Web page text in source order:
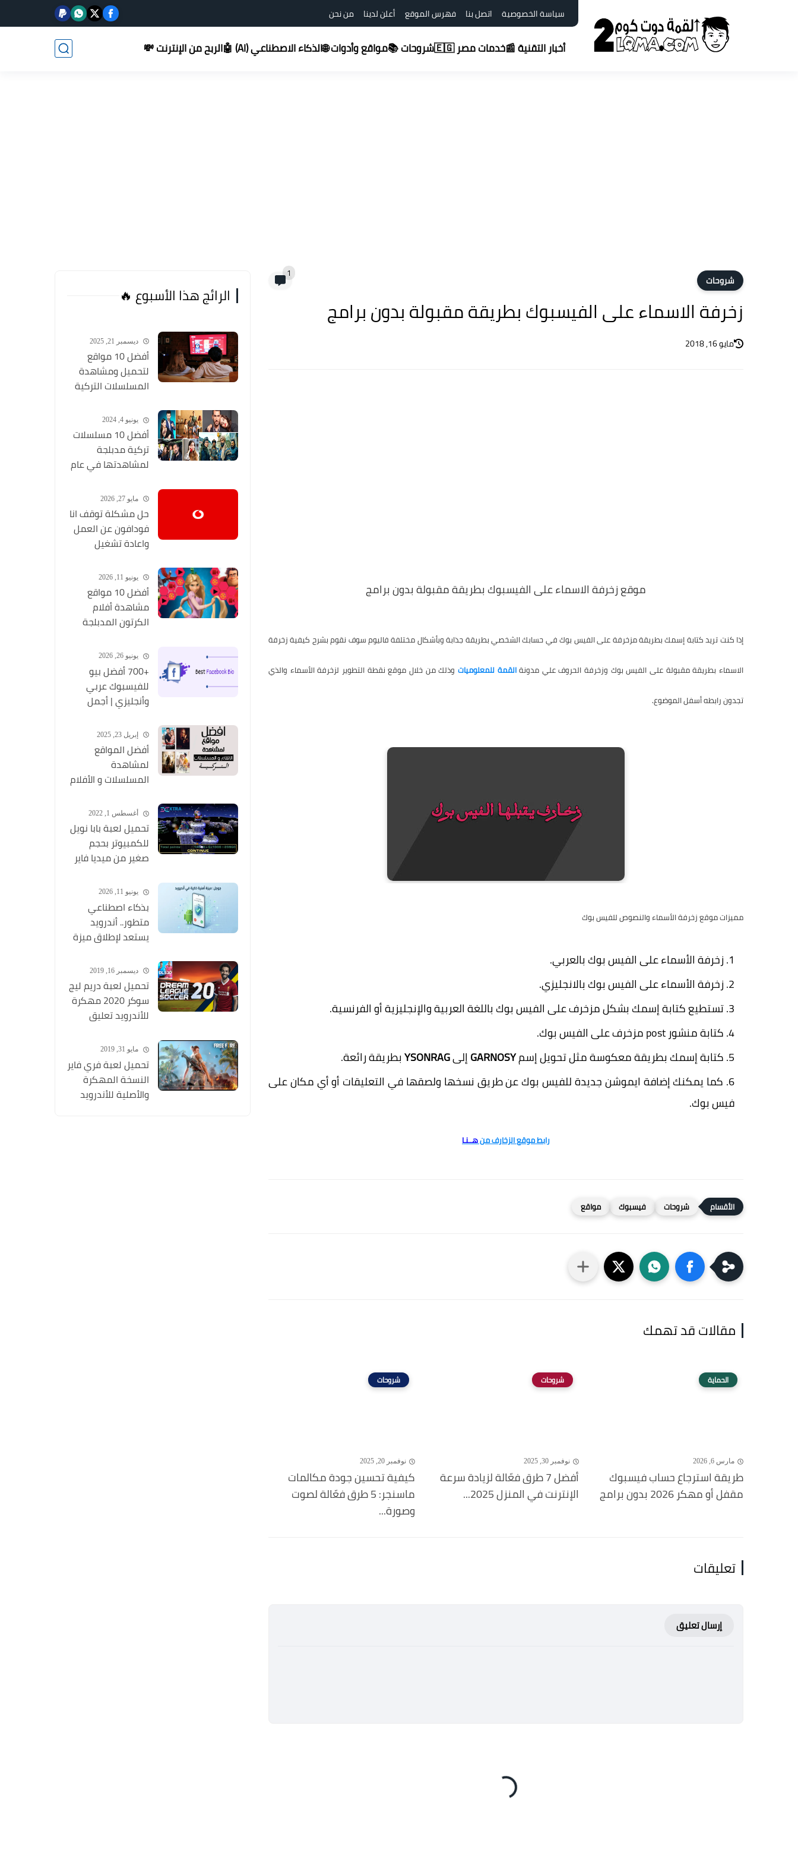
سياسة الخصوصية اتصل بنا فهرس الموقع أعلن لدينا من نحن
أخبار التقنية 📰خدمات مصر 🇪🇬 شروحات 📚مواقع وأدوات 🌐الذكاء الاصطناعي (AI) 🤖 الربح من الإنترنت 💸
شروحات 1
زخرفة الاسماء على الفيسبوك بطريقة مقبولة بدون برامج
مايو 16, 2018
موقع زخرفة الاسماء على الفيسبوك بطريقة مقبولة بدون برامج
إذا كنت تريد كتابة إسمك بطريقة مزخرفة على الفيس بوك في حسابك الشخصي بطريقة جذابة وبأشكال مختلفة فاليوم سوف نقوم بشرح كيفية زخرفة
الاسماء بطريقة مقبولة على الفيس بوك وزخرفة الحروف علي مدونةالقمة للمعلوميات وذلك من خلال موقع نقطة التطوير لزخرفة الأسماء والذي
تجدون رابطه أسفل الموضوع.
مميزات موقع زخرفة الأسماء والنصوص للفيس بوك
زخرفة الأسماء على الفيس بوك بالعربي.
زخرفة الأسماء على الفيس بوك بالانجليزي.
تستطيع كتابة إسمك بشكل مزخرف على الفيس بوك باللغة العربية والإنجليزية أو الفرنسية.
كتابة منشور post مزخرف على الفيس بوك.
كتابة إسمك بطريقة معكوسة مثل تحويل إسمGARNOSYإلىYSONRAGبطريقة رائعة.
كما يمكنك إضافة ايموشن جديدة للفيس بوك عن طريق نسخها ولصقها في التعليقات أو أي مكان على
فيس بوك.
رابط موقع الزخارف منهــنـا
شروحات فيسبوك مواقع
مقالات قد تهمك
الحماية
مارس 6, 2026
طريقة استرجاع حساب فيسبوك
مقفل أو مهكر 2026 بدون برامج
شروحات
نوفمبر 30, 2025
أفضل 7 طرق فعّالة لزيادة سرعة
الإنترنت في المنزل 2025...
شروحات
نوفمبر 20, 2025
كيفية تحسين جودة مكالمات
ماسنجر: 5 طرق فعّالة لصوت
وصورة...
تعليقات
إرسال تعليق
الرائج هذا الأسبوع 🔥
ديسمبر 21, 2025
أفضل 10 مواقع
لتحميل ومشاهدة
المسلسلات التركية
يونيو 4, 2024
أفضل 10 مسلسلات
تركية مدبلجة
لمشاهدتها في عام
المسلسلات التركية
HD)
مايو 27, 2026
حل مشكلة توقف انا
فودافون عن العمل
واعادة تشغيل
يونيو 11, 2026
أفضل 10 مواقع
مشاهدة أفلام
الكرتون المدبلجة
يونيو 26, 2026
+700 أفضل بيو
للفيسبوك عربي
وأنجليزي | أجمل
للفيسبوك 2026
Facebook Stylish Bio
إبريل 23, 2025
أفضل المواقع
لمشاهدة
المسلسلات و الأفلام
وبجودة عالية
أغسطس 1, 2022
تحميل لعبة بابا نويل
للكمبيوتر بحجم
صغير من ميديا فاير
يونيو 11, 2026
بذكاء اصطناعي
متطور.. أندرويد
يستعد لإطلاق ميزة
المكالمات الاحتيالية
وتنهيها فوراً
ديسمبر 16, 2019
تحميل لعبة دريم ليج
سوكر 2020 مهكرة
للأندرويد تعليق
اصدار) Dream
League Soccer
مايو 31, 2019
تحميل لعبة فري فاير
النسخة المهكرة
والأصلية للأندرويد